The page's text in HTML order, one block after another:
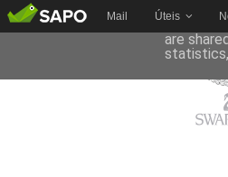
Mail Úteis
This site
are